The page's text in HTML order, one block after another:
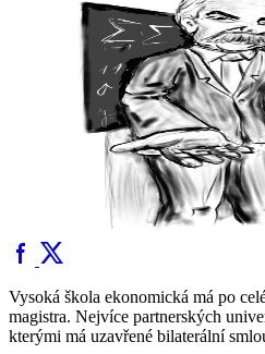
Vysoká škola ekonomická má po
magistra. Nejvíce partnerských
kterými má uzavřené bilaterální